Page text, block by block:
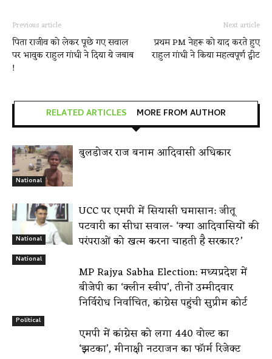
Previous article
पिता राजीव को लेकर पूछे गए सवाल
पर भावुक राहुल गांधी ने दिया ये जबाब
!
Next article
प्रथम PM नेहरू को याद करते हुए
राहुल गांधी ने किया महत्वपूर्ण ट्वीट
RELATED ARTICLES MORE FROM AUTHOR
National
बुलडोजर राज बनाम आदिवासी अधिकार
National
UCC पर एमपी में सियासी घमासान: जीतू
पटवारी का सीधा सवाल- ‘क्या आदिवासियों की
परंपराओं को खत्म करना चाहती है सरकार?’
National
MP Rajya Sabha Election: मध्यप्रदेश में
बीजेपी का ‘क्लीन स्वीप’, तीनों उम्मीदवार
निर्विरोध निर्वाचित, कांग्रेस पहुंची सुप्रीम कोर्ट
Political
एमपी में कांग्रेस को लगा 440 वोल्ट का
‘झटका’, मीनाक्षी नटराजन का फॉर्म रिजेक्ट